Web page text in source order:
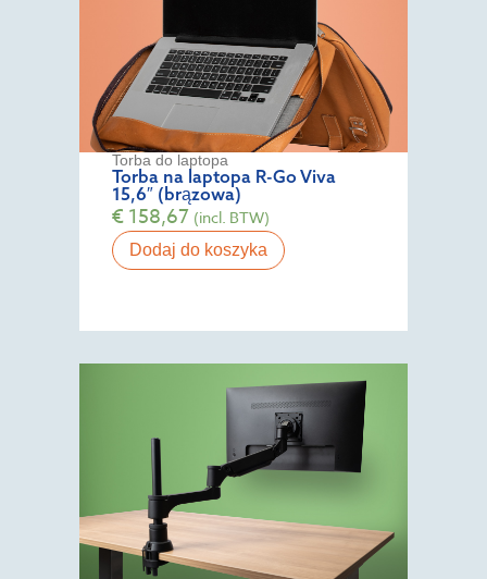
Torba do laptopa
Torba na laptopa R-Go Viva
15,6″ (brązowa)
€158,67 (incl. BTW)
Dodaj do koszyka